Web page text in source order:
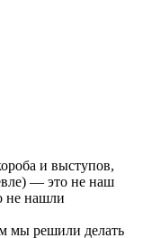
и выступов,
— это не наш
не нашли
мы решили делать